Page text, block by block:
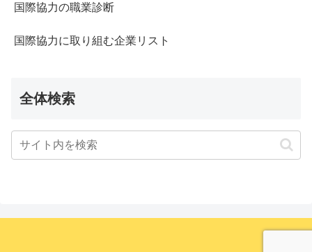
国際協力の職業診断
国際協力に取り組む企業リスト
全体検索